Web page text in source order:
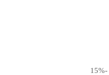
-15%